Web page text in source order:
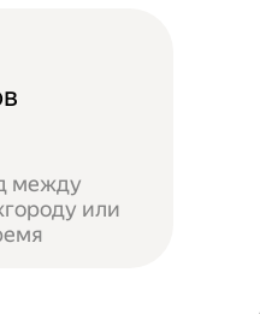
между
или